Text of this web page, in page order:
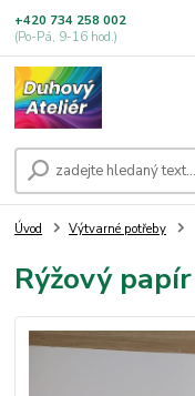
+420 734 258 002
(Po-Pá, 9-16 hod.)
Úvod Výtvarné potřeby
Rýžový